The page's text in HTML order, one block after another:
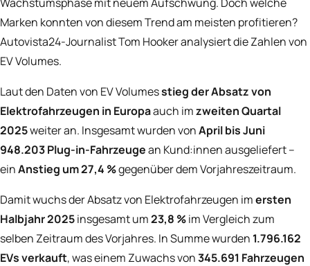
Marken konnten von diesem Trend am meisten profitieren?
Autovista24-Journalist Tom Hooker analysiert die Zahlen von
EV Volumes.
Laut den Daten von EV Volumesstieg der Absatz von
Elektrofahrzeugen in Europaauch imzweiten Quartal
2025weiter an. Insgesamt wurden vonApril bis Juni
948.203 Plug-in-Fahrzeugean Kund:innen ausgeliefert –
einAnstieg um 27,4 %gegenüber dem Vorjahreszeitraum.
Damit wuchs der Absatz von Elektrofahrzeugen imersten
Halbjahr 2025insgesamt um23,8 %im Vergleich zum
selben Zeitraum des Vorjahres. In Summe wurden 1.796.162
EVs verkauft, was einem Zuwachs von345.691 Fahrzeugen